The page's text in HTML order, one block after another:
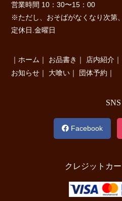
営業時間 10：30〜15：00
※ただし、おそばがなくなり次第
定休日.金曜日
｜ ホーム ｜ お品書き ｜ 店内紹介 ｜
お知らせ ｜ 大喰い ｜ 団体予約 ｜
SNS
Facebook
クレジットカ